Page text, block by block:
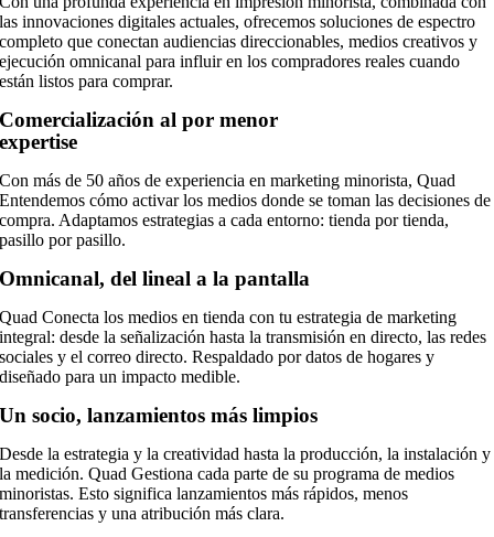
las innovaciones digitales actuales, ofrecemos soluciones de espectro
completo que conectan audiencias direccionables, medios creativos y
ejecución omnicanal para influir en los compradores reales cuando
están listos para comprar.
Comercialización al por menor
expertise
Con más de 50 años de experiencia en marketing minorista, Quad
Entendemos cómo activar los medios donde se toman las decisiones de
compra. Adaptamos estrategias a cada entorno: tienda por tienda,
pasillo por pasillo.
Omnicanal, del lineal a la pantalla
Quad Conecta los medios en tienda con tu estrategia de marketing
integral: desde la señalización hasta la transmisión en directo, las redes
sociales y el correo directo. Respaldado por datos de hogares y
diseñado para un impacto medible.
Un socio, lanzamientos más limpios
Desde la estrategia y la creatividad hasta la producción, la instalación y
la medición. Quad Gestiona cada parte de su programa de medios
minoristas. Esto significa lanzamientos más rápidos, menos
transferencias y una atribución más clara.